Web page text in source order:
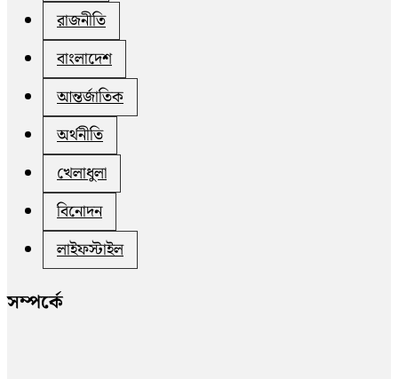
রাজনীতি
বাংলাদেশ
আন্তর্জাতিক
অর্থনীতি
খেলাধুলা
বিনোদন
লাইফস্টাইল
সম্পর্কে